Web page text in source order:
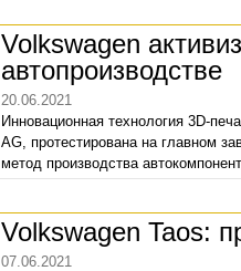
Volkswagen
автопроизводстве
20.06.2021
Инновационная технология 3D-
AG, протестирована на главном
метод производства
Volkswagen Taos:
07.06.2021